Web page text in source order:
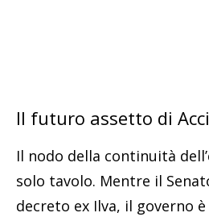
Il futuro assetto di
Il nodo della continuità
solo tavolo. Mentre il
decreto ex Ilva, il governo